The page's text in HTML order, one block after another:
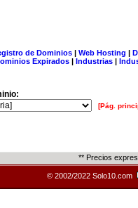
de Dominios| Web Hosting |
Expirados | Industrias |
[Pág.
** Precios
© 2002/2022 Solo10.com